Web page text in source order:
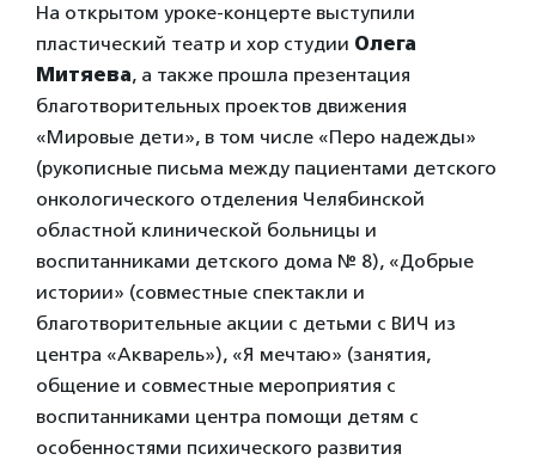
На открытом уроке-концерте выступили
пластический театр и хор студии Олега
Митяева, а также прошла презентация
благотворительных проектов движения
«Мировые дети», в том числе «Перо надежды»
(рукописные письма между пациентами детского
онкологического отделения Челябинской
областной клинической больницы и
воспитанниками детского дома № 8), «Добрые
истории» (совместные спектакли и
благотворительные акции с детьми с ВИЧ из
центра «Акварель»), «Я мечтаю» (занятия,
общение и совместные мероприятия с
воспитанниками центра помощи детям с
особенностями психического развития